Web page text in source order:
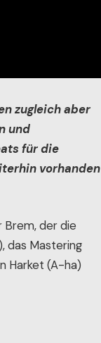
zugleich aber
und
für die
vorhanden
Brem, der die
das Mastering
Harket (A-ha)